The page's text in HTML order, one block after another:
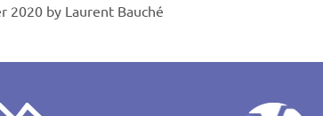
2020 by Laurent Bauché